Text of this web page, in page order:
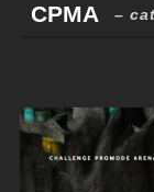
CPMA –